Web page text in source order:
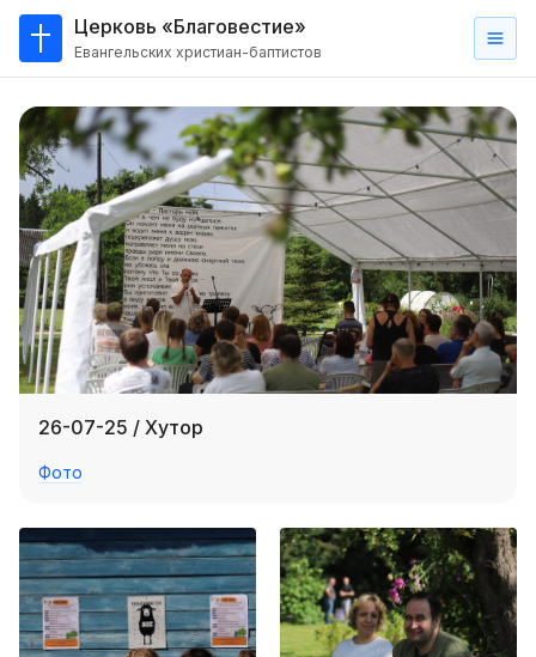
Церковь «Благовестие»
Евангельских христиан-баптистов
О
нас
Кто такие баптисты?
Мы на карте
Проповеди
Пасторское наставление
Проповеди
Серии проповедей
Трансляции
Хор
Прославление
Библия
26-07-25 / Хутор
Фото